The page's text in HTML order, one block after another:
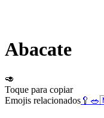
Abacate
🥑
Toque para copiar
Emojis relacionados 🥄 🥗